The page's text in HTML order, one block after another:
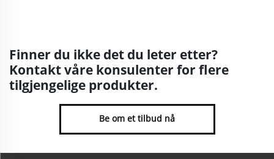
Finner du ikke det du leter etter?
Kontakt våre konsulenter for flere
tilgjengelige produkter.
Be om et tilbud nå